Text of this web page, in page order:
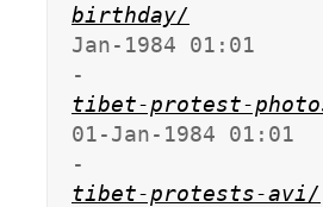
birthday/
Jan-1984 01:01
tibet-protest-
01-Jan-1984 01:01
tibet-protests-avi/